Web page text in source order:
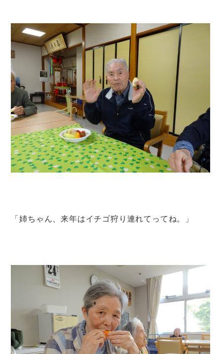
「姉ちゃん、来年はイチゴ狩り連れてってね。」